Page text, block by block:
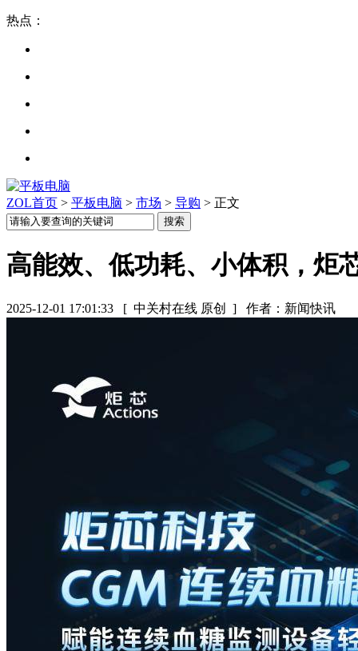
热点：
ZOL首页 > 平板电脑 > 市场 > 导购 > 正文
高能效、低功耗、小体积，炬
2025-12-01 17:01:33 [ 中关村在线 原创 ] 作者：新闻快讯